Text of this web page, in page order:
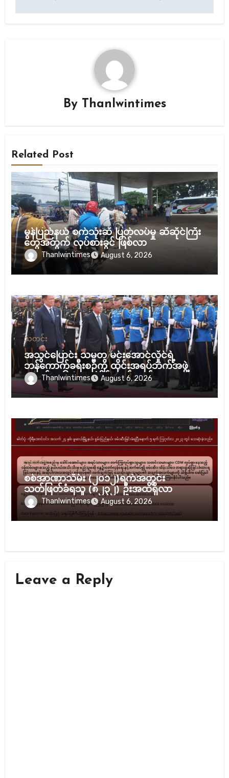
By Thanlwintimes
Related Post
သတင်း
မွန်ပြည်နယ် စက်သုံးဆီ ပြတ်လပ်မှု ဆီဆိုင်ကြီး
တွေအတွက် လုပ်စားခွင် ဖြစ်လာ
Thanlwintimes August 6, 2026
သတင်း
အသွင်ပြောင်း သမ္မတ မင်းအောင်လှိုင်ရဲ့
ဘန်ကောက်ခရီးစဉ်ကို ထိုင်းအရပ်ဘက်အဖွဲ့
အစည်း ၁၆ ဖွဲ့ ပူးပေါင်း ကန့်ကွက်
Thanlwintimes August 6, 2026
သတင်း
စစ်အာဏာသိမ်း (၂၀၁၂)ရက်အတွင်း
သတ်ဖြတ်ခံရသူ (၈၂၃၂) ဦးအထိရှိလာ
Thanlwintimes August 6, 2026
Leave a Reply